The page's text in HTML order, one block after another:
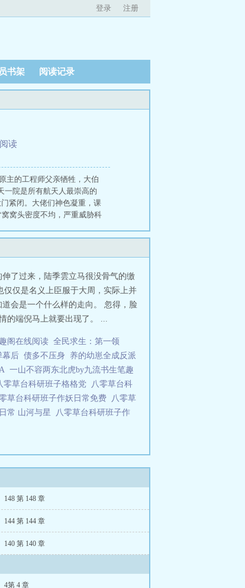
登录 注册
书架 阅读记录
读
主的工程师父亲牺牲，大伯
一院是所有航天人最崇高的
紧闭。大佬们神色凝重，课
窝头密度不均，严重威胁科
集合，明宇晚上九点到。想起
了九千字检讨，研究蒸窝窝
番登场。大伯再次登门，势
的云凝试图和新丈夫进行正
羽毛球队训练基地国家二队
地跑。还有一个最夸张——省
华国羽毛球队成绩低迷。一
染：“这训练方法不行，不适
们用着奇怪的训练方法，学
山河与星 山河与星
了过来，陆季雲立马很没骨气的缴
仅仅是名义上臣服于大周，实际上并
会是一个什么样的走向。 忽得，脸
的端倪马上就要出现了。 ...
阁在线阅读 全民求生：第一领
幕后 债多不压身
养的幼崽全成反派
一山不容两东北虎by九流书生笔趣
零草台科研班子格格党
八零草台科
草台科研班子作妖日常免费
八零草
常 山河与星
八零草台科研班子作
148 第 148 章
144 第 144 章
140 第 140 章
4第 4 章